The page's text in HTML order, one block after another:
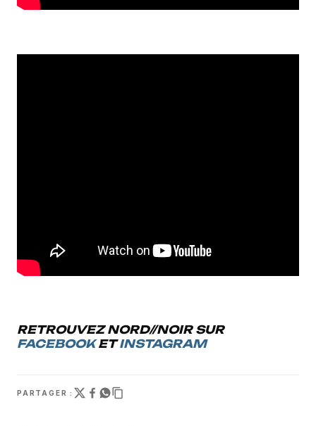
RETROUVEZ NORD//NOIR SUR
FACEBOOKETINSTAGRAM
PARTAGER :